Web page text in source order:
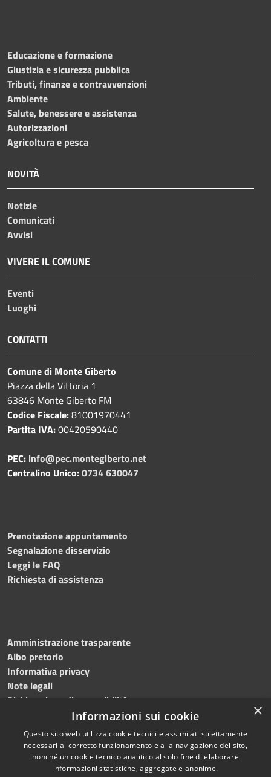
Educazione e formazione
Giustizia e sicurezza pubblica
Tributi, finanze e contravvenzioni
Ambiente
Salute, benessere e assistenza
Autorizzazioni
Agricoltura e pesca
NOVITÀ
Notizie
Comunicati
Avvisi
VIVERE IL COMUNE
Eventi
Luoghi
CONTATTI
Comune di Monte Giberto
Piazza della Vittoria 1
63846 Monte Giberto FM
Codice Fiscale:81001970441
Partita IVA:00420590440
PEC: info@pec.montegiberto.net
Centralino Unico:0734 630047
Prenotazione appuntamento
Segnalazione disservizio
Leggi le FAQ
Richiesta di assistenza
Amministrazione trasparente
Albo pretorio
Informativa privacy
Note legali
Dichiarazione di accessibilità
Accessibilità
© 2023 • Comune di
Monte Giberto • Powered
×
Informazioni sui cookie
Questo sito web utilizza cookie tecnici e assimilati strettamente
necessari al corretto funzionamento e alla navigazione del sito,
nonché un cookie tecnico analitico al solo fine di elaborare
informazioni statistiche, aggregate e anonime.